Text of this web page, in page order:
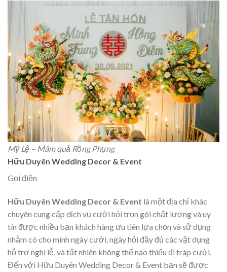
Mỹ Lệ – Mâm quả Rồng Phụng
Hữu Duyên Wedding Decor & Event
Gọi điện
Hữu Duyên Wedding Decor & Event là một địa chỉ khác
chuyên cung cấp dịch vụ cưới hỏi trọn gói chất lượng và uy
tín được nhiều bạn khách hàng ưu tiên lựa chọn và sử dụng
nhằm có cho mình ngày cưới, ngày hỏi đầy đủ các vật dụng
hỗ trợ nghi lễ, và tất nhiên không thể nào thiếu đi tráp cưới.
Đến với Hữu Duyên Wedding Decor & Event bạn sẽ được